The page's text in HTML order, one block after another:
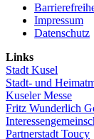
Impressum
Datenschutz
Links
Stadt Kusel
Stadt- und
Kuseler Messe
Fritz Wunderlich
Partnerstadt Toucy